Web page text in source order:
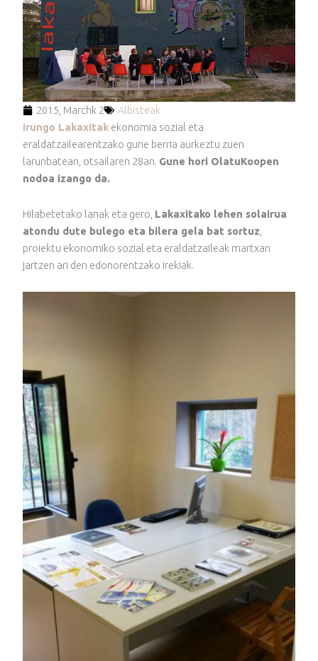
2015, Marchk 2
Albisteak
Irungo Lakaxitak ekonomia sozial eta
eraldatzailearentzako gune berria aurkeztu zuen
larunbatean, otsailaren 28an. Gune hori OlatuKoopen
nodoa izango da.
Hilabetetako lanak eta gero, Lakaxitako lehen solairua
atondu dute bulego eta bilera gela bat sortuz
proiektu ekonomiko sozial eta eraldatzaileak martxan
jartzen ari den edonorentzako irekiak.